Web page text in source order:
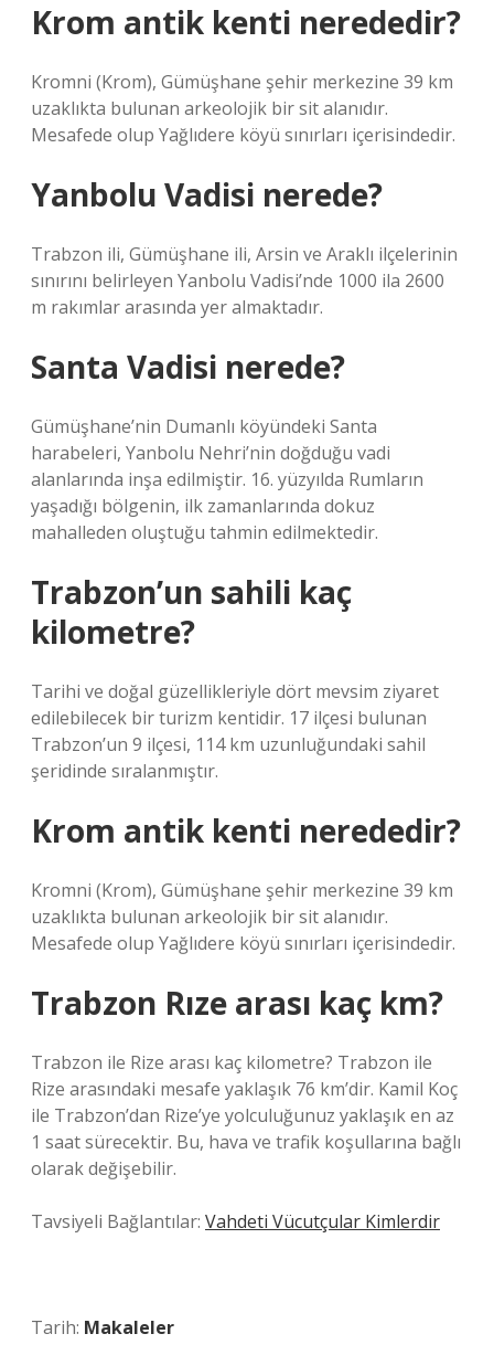
Krom antik kenti nerededir?
Kromni (Krom), Gümüşhane şehir merkezine 39 km
uzaklıkta bulunan arkeolojik bir sit alanıdır.
Mesafede olup Yağlıdere köyü sınırları içerisindedir.
Yanbolu Vadisi nerede?
Trabzon ili, Gümüşhane ili, Arsin ve Araklı ilçelerinin
sınırını belirleyen Yanbolu Vadisi’nde 1000 ila 2600
m rakımlar arasında yer almaktadır.
Santa Vadisi nerede?
Gümüşhane’nin Dumanlı köyündeki Santa
harabeleri, Yanbolu Nehri’nin doğduğu vadi
alanlarında inşa edilmiştir. 16. yüzyılda Rumların
yaşadığı bölgenin, ilk zamanlarında dokuz
mahalleden oluştuğu tahmin edilmektedir.
Trabzon’un sahili kaç
kilometre?
Tarihi ve doğal güzellikleriyle dört mevsim ziyaret
edilebilecek bir turizm kentidir. 17 ilçesi bulunan
Trabzon’un 9 ilçesi, 114 km uzunluğundaki sahil
şeridinde sıralanmıştır.
Krom antik kenti nerededir?
Kromni (Krom), Gümüşhane şehir merkezine 39 km
uzaklıkta bulunan arkeolojik bir sit alanıdır.
Mesafede olup Yağlıdere köyü sınırları içerisindedir.
Trabzon Rıze arası kaç km?
Trabzon ile Rize arası kaç kilometre? Trabzon ile
Rize arasındaki mesafe yaklaşık 76 km’dir. Kamil Koç
ile Trabzon’dan Rize’ye yolculuğunuz yaklaşık en az
1 saat sürecektir. Bu, hava ve trafik koşullarına bağlı
olarak değişebilir.
Tavsiyeli Bağlantılar: Vahdeti Vücutçular Kimlerdir
Tarih: Makaleler